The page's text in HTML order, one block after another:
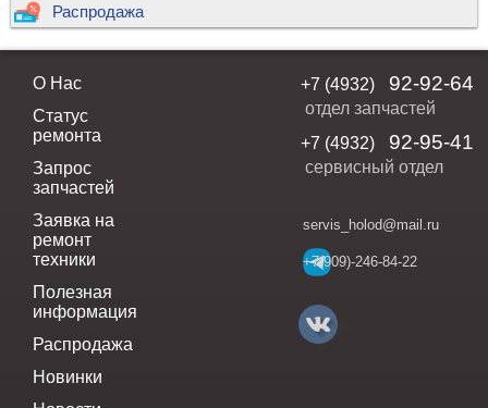
Распродажа
О Нас
Статус
ремонта
Запрос
запчастей
Заявка на
ремонт
техники
Полезная
информация
Распродажа
Новинки
+7 (4932) 92-92-64
отдел запчастей
+7 (4932)
92-95-41
сервисный отдел
servis_holod@mail.ru
+7(909)-246-84-22